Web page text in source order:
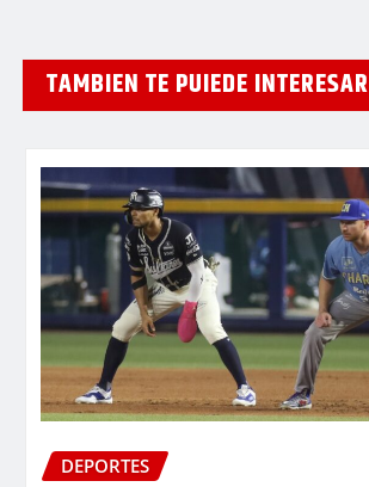
TAMBIEN TE PUIEDE INTERESAR
DEPORTES